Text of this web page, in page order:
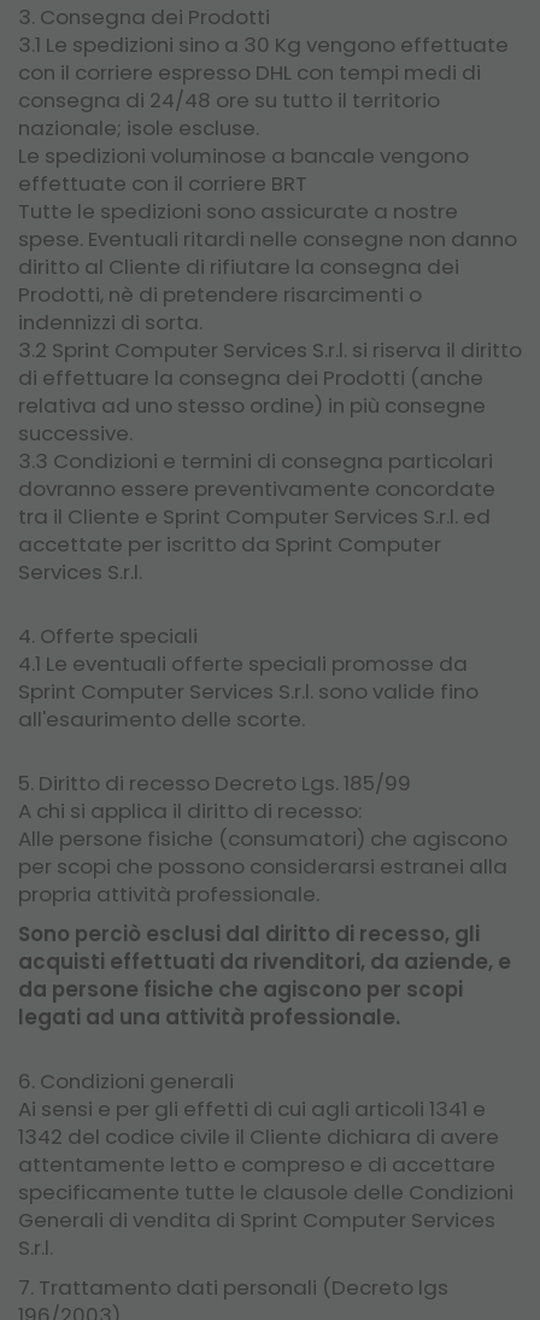
3. Consegna dei Prodotti
3.1 Le spedizioni sino a 30 Kg vengono effettuate
con il corriere espresso DHL con tempi medi di
consegna di 24/48 ore su tutto il territorio
nazionale; isole escluse.
Le spedizioni voluminose a bancale vengono
effettuate con il corriere BRT
Tutte le spedizioni sono assicurate a nostre
spese. Eventuali ritardi nelle consegne non danno
diritto al Cliente di rifiutare la consegna dei
Prodotti, nè di pretendere risarcimenti o
indennizzi di sorta.
3.2 Sprint Computer Services S.r.l. si riserva il diritto
di effettuare la consegna dei Prodotti (anche
relativa ad uno stesso ordine) in più consegne
successive.
3.3 Condizioni e termini di consegna particolari
dovranno essere preventivamente concordate
tra il Cliente e Sprint Computer Services S.r.l. ed
accettate per iscritto da Sprint Computer
Services S.r.l.
4. Offerte speciali
4.1 Le eventuali offerte speciali promosse da
Sprint Computer Services S.r.l. sono valide fino
all'esaurimento delle scorte.
5. Diritto di recesso Decreto Lgs. 185/99
A chi si applica il diritto di recesso:
Alle persone fisiche (consumatori) che agiscono
per scopi che possono considerarsi estranei alla
propria attività professionale.
Sono perciò esclusi dal diritto di recesso, gli
acquisti effettuati da rivenditori, da aziende, e
da persone fisiche che agiscono per scopi
legati ad una attività professionale.
6. Condizioni generali
Ai sensi e per gli effetti di cui agli articoli 1341 e
1342 del codice civile il Cliente dichiara di avere
attentamente letto e compreso e di accettare
specificamente tutte le clausole delle Condizioni
Generali di vendita di Sprint Computer Services
S.r.l.
7. Trattamento dati personali (Decreto lgs